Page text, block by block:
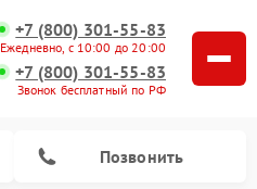
+7 (800) 301-55-83
Ежедневно, с 10:00 до 20:00
+7 (800) 301-55-83
Звонок бесплатный по РФ
Позвонить